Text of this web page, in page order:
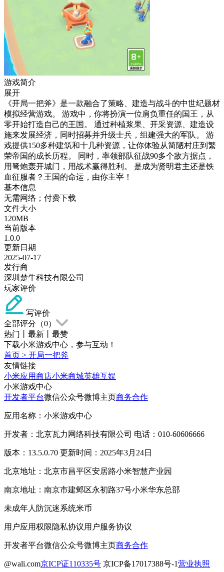
游戏简介
展开
《开局一把斧》是一款融合了策略、建造与战斗的中世纪题材
模拟经营游戏。 游戏中，你将扮演一位肩负重任的国王，从
零开始打造自己的王国。 通过种植浆果、开采资源、建造设
施来发展经济，同时招募并升级士兵，组建强大的军队。 游
戏提供150多种建筑和十几种资源，让你体验从简陋村庄到繁
荣帝国的成长历程。 同时，率领部队征战90多个敌方据点，
用弩炮轰开城门，用战术赢得胜利。 是成为贤明君主还是铁
血征服者？王国的命运，由你主宰！
基本信息
无需网络；付费下载
文件大小
120MB
当前版本
1.0.0
更新日期
2025-07-17
发行商
深圳楚牛科技有限公司
玩家评价
写评价
全部评分（0）
热门
最新
最赞
下载小米游戏中心，参与互动！
首页 > 开局一把斧
友情链接
小米应用商店小米商城英雄互娱
小米游戏中心
开发者平台微信公众号微博主页商务合作
应用名称：小米游戏中心
开发者：北京瓦力网络科技有限公司 电话：010-60606666
版本：13.5.0.70 更新时间：2025年3月24日
北京地址：北京市昌平区安居路小米智慧产业园
南京地址：南京市建邺区永初路37号小米华东总部
未成年人防沉迷系统米币
用户应用权限隐私协议用户服务协议
开发者平台微信公众号微博主页商务合作
@wali.com京ICP证110335号 京ICP备17017388号-1营业执照